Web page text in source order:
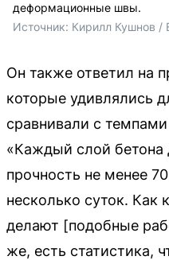
деформационные швы.
Источник: Кирилл Кушнов /
Он также ответил на
которые удивлялись
сравнивали с
«Каждый слой бетона
прочность не менее
несколько суток. Как
делают [подобные
же, есть статистика,